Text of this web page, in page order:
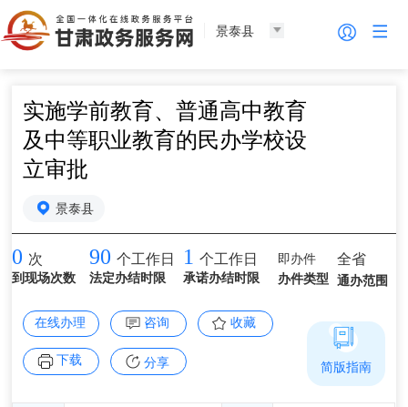
景泰县
实施学前教育、普通高中教育
及中等职业教育的民办学校设
立审批
景泰县
0 次
到现场次数
90 个工作日
法定办结时限
1 个工作日
承诺办结时限
即办件
办件类型
全省
通办范围
在线办理 咨询 收藏
下载 分享 简版指南